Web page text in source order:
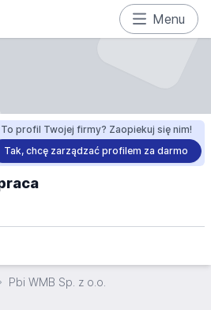
Menu
To profil Twojej firmy? Zaopiekuj się nim!
Tak, chcę zarządzać profilem za darmo
Pbi WMB Sp. z o.o.